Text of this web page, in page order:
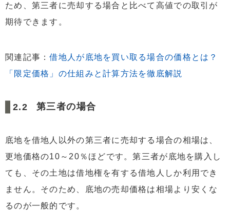
ため、第三者に売却する場合と比べて高値での取引が
期待できます。
関連記事：借地人が底地を買い取る場合の価格とは？
「限定価格」の仕組みと計算方法を徹底解説
第三者の場合
底地を借地人以外の第三者に売却する場合の相場は、
更地価格の10～20％ほどです。第三者が底地を購入し
ても、その土地は借地権を有する借地人しか利用でき
ません。そのため、底地の売却価格は相場より安くな
るのが一般的です。